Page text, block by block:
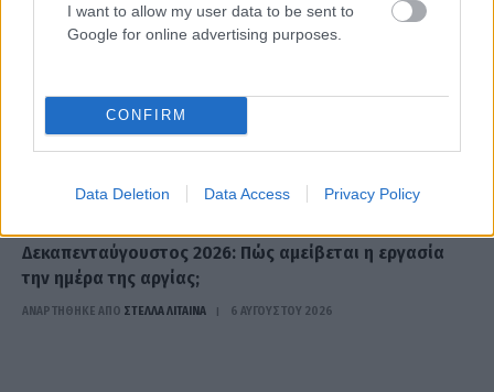
I want to allow my user data to be sent to
Google for online advertising purposes.
CONFIRM
Data Deletion Data Access Privacy Policy
Δεκαπενταύγουστος 2026: Πώς αμείβεται η εργασία
την ημέρα της αργίας;
ΑΝΑΡΤΗΘΗΚΕ ΑΠΟ ΣΤΈΛΛΑ ΛΊΤΑΙΝΑ 6 ΑΥΓΟΎΣΤΟΥ 2026